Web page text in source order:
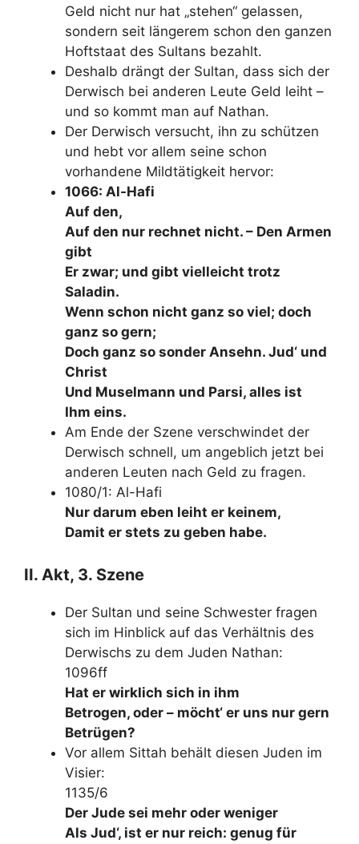
Geld nicht nur hat „stehen“ gelassen,
sondern seit längerem schon den ganzen
Hoftstaat des Sultans bezahlt.
Deshalb drängt der Sultan, dass sich der
Derwisch bei anderen Leute Geld leiht –
und so kommt man auf Nathan.
Der Derwisch versucht, ihn zu schützen
und hebt vor allem seine schon
vorhandene Mildtätigkeit hervor:
1066: Al-Hafi
Auf den,
Auf den nur rechnet nicht. – Den Armen
gibt
Er zwar; und gibt vielleicht trotz
Saladin.
Wenn schon nicht ganz so viel; doch
ganz so gern;
Doch ganz so sonder Ansehn. Jud‘ und
Christ
Und Muselmann und Parsi, alles ist
Ihm eins.
Am Ende der Szene verschwindet der
Derwisch schnell, um angeblich jetzt bei
anderen Leuten nach Geld zu fragen.
1080/1: Al-Hafi
Nur darum eben leiht er keinem,
Damit er stets zu geben habe.
II. Akt, 3. Szene
Der Sultan und seine Schwester fragen
sich im Hinblick auf das Verhältnis des
Derwischs zu dem Juden Nathan:
1096ff
Hat er wirklich sich in ihm
Betrogen, oder – möcht‘ er uns nur gern
Betrügen?
Vor allem Sittah behält diesen Juden im
Visier:
1135/6
Der Jude sei mehr oder weniger
Als Jud‘, ist er nur reich: genug für